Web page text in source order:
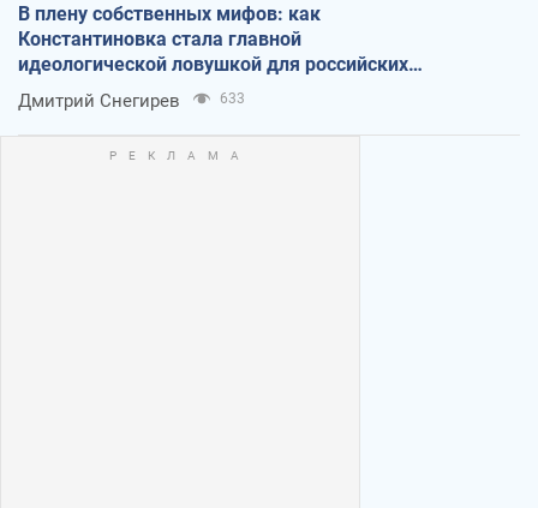
В плену собственных мифов: как
Константиновка стала главной
идеологической ловушкой для российских
оккупантов
Дмитрий Снегирев 633